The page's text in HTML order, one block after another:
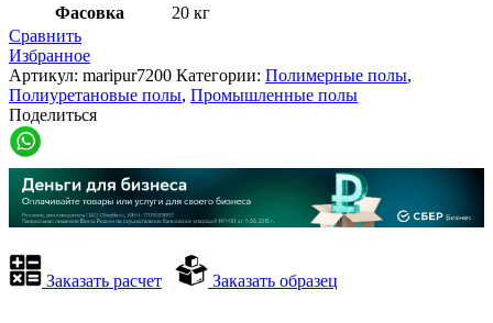
Фасовка
20 кг
Сравнить
Избранное
Артикул: maripur7200 Категории: Полимерные полы,
Полиуретановые полы, Промышленные полы
Поделиться
Заказать расчет Заказать образец